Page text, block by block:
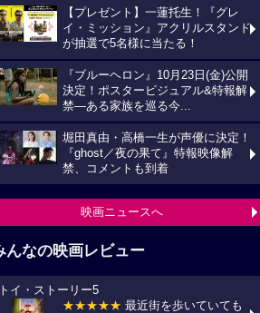
【プレゼント】一蓮托生！『グレ
イ・ミッション』アクリルスタンド
が抽選で5名様に当たる！
『ブルーヘロン』10月23日(金)公開
決定！ポスタービジュアル&特報解
禁―ある家族を巡る今...
堀田真由・高橋一生が声優に決定！
『ghost／夜の果て』特報映像解
禁、コメントも到着
映画ニュースへ
んなの映画レビュー
トイ・ストーリー5
★★★★★ 最近街を歩いていても